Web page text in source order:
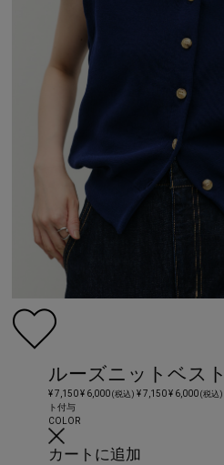
ルーズニットベスト
¥ 7,150¥ 6,000(税込) ¥ 7,150¥ 6,000(税込)
ト付与
COLOR
カートに追加